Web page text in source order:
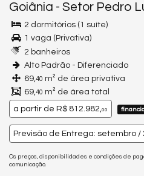
Goiânia - Setor Pedro
2 dormitórios (1 suíte)
1 vaga (Privativa)
2 banheiros
Alto Padrão - Diferenciado
69,40 m² de área privativa
69,40 m² de área total
a partir de R$ 812.982,00
Previsão de Entrega: setembro /
Os preços, disponibilidades e condições de
comunicação.